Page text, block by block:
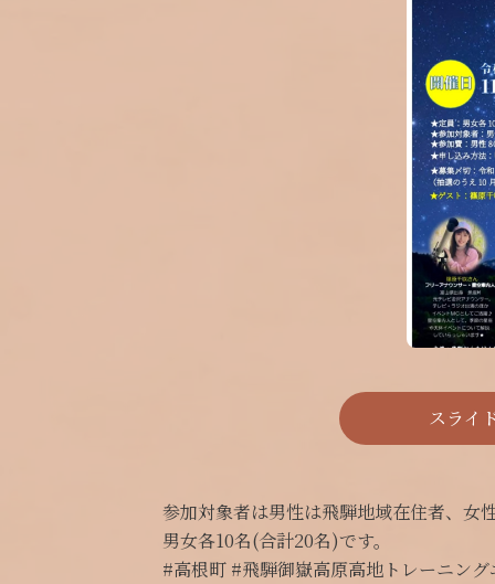
参加対象者は男性は飛騨地域在住者、女
男女各10名(合計20名)です。
#高根町 #飛騨御嶽高原高地トレーニン
スライ